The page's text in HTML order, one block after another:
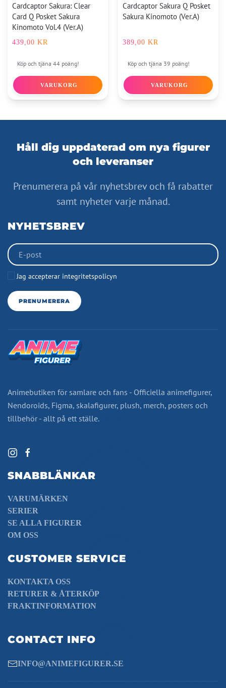
Cardcaptor Sakura: Clear
Card Q Posket Sakura
Kinomoto Vol.4 (Ver.A)
439,00 KR
Köp och tjäna 44 poäng!
VARUKORG
Cardcaptor Sakura Q Posket
Sakura Kinomoto (Ver.A)
389,00 KR
Köp och tjäna 39 poäng!
VARUKORG
Håll dig uppdaterad om nya figurer
och leveranser
Prenumerera på vår nyhetsbrev och få rabatter
samt nyheter varje månad.
NYHETSBREV
Jag accepterar integritetspolicyn
PRENUMERERA
Animebutiken för samlare och fans - Officiella animefigurer,
Nendoroids, Figma, skalafigurer, plush, merch, posters och
tillbehör - allt på ett ställe.
SNABBLÄNKAR
VARUMÄRKEN
SERIER
SE ALLA FIGURER
OM OSS
CUSTOMER SERVICE
KONTAKTA OSS
RETURER & ÅTERKÖP
FRAKTINFORMATION
CONTACT INFO
INFO@ANIMEFIGURER.SE